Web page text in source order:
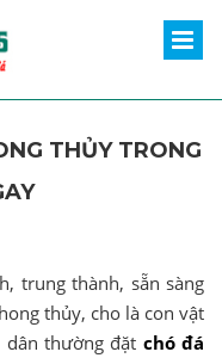
THỦY TRONG
trung thành, sẵn sàng
thủy, cho là con vật
dân thường đặt chó đá